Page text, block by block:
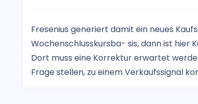
Fresenius generiert damit ein neues
Wochenschlusskursba- sis, dann ist hier
Dort muss eine Korrektur erwartet
Frage stellen, zu einem Verkaufssignal